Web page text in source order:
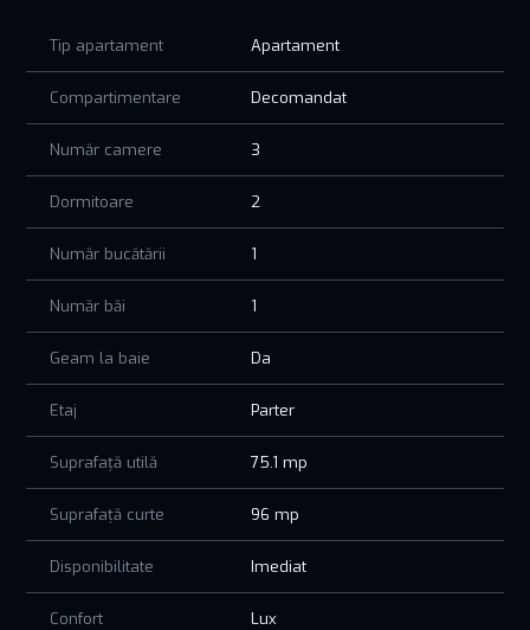
atunci când visezi la o casă.
- 3 camere
- 75 mp utili
- Curte proprie 94 mp
- Garaj 15 mp
- Centrală proprie
- Se vinde semimobilat
- Acte pregătite pentru vânzare
O proprietate ideală pentru cei care își doresc liniștea și
📞 Pentru mai multe detalii și programarea unei vizionări,
Tip apartament Apartament
Compartimentare Decomandat
Număr camere 3
Dormitoare 2
Număr bucătării 1
Număr băi 1
Geam la baie Da
Etaj Parter
Suprafață utilă 75.1 mp
Suprafață curte 96 mp
Disponibilitate Imediat
Confort Lux